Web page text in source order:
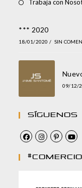
Trabaja con
*** 2020
18/01/2020 / SIN
09/12/
Síguenos